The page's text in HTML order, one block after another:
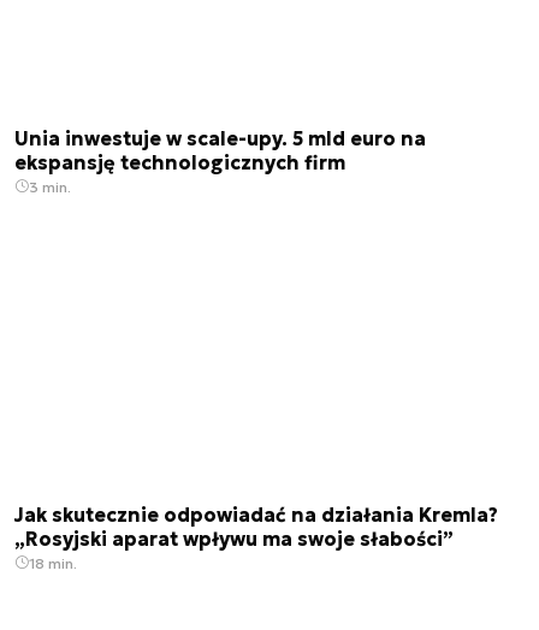
Unia inwestuje w scale-upy. 5 mld euro na
ekspansję technologicznych firm
3 min.
Jak skutecznie odpowiadać na działania Kremla?
„Rosyjski aparat wpływu ma swoje słabości”
18 min.